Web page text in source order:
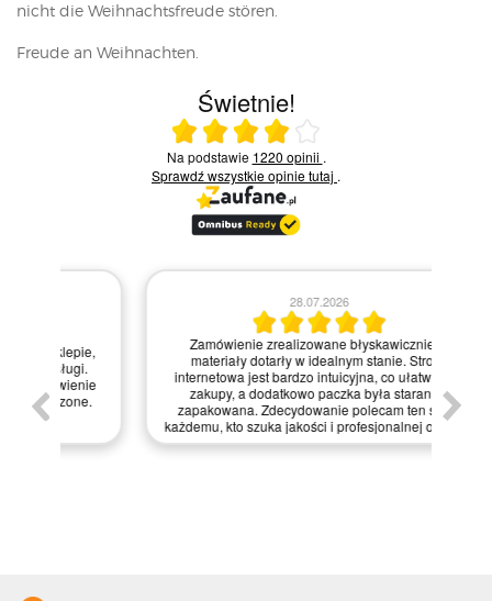
nicht die Weihnachtsfreude stören.
Freude an Weihnachten.
Świetnie!
Ocena średnia 4 na 5
Na podstawie 1220 opinii .
Sprawdź wszystkie opinietutaj .
Zamówienie zrealizowane błyskawicznie, a
materiały dotarły w idealnym stanie. Strona
internetowa jest bardzo intuicyjna, co ułatwiło mi
zakupy, a dodatkowo paczka była starannie
zapakowana. Zdecydowanie polecam ten sklep
każdemu, kto szuka jakości i profesjonalnej obsługi!